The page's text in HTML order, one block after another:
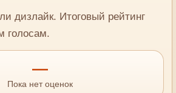
дизлайк. Итоговый рейтинг
голосам.
—
Пока нет оценок